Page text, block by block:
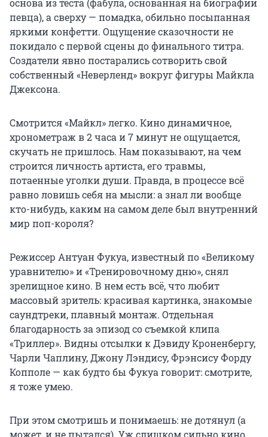
основа из теста (фабула, основанная на биографии
певца), а сверху — помадка, обильно посыпанная
яркими конфетти. Ощущение сказочности не
покидало с первой сцены до финального титра.
Создатели явно постарались сотворить свой
собственный «Неверленд» вокруг фигуры Майкла
Джексона.
Смотрится «Майкл» легко. Кино динамичное,
хронометраж в 2 часа и 7 минут не ощущается,
скучать не пришлось. Нам показывают, на чем
строится личность артиста, его травмы,
потаенные уголки души. Правда, в процессе всё
равно ловишь себя на мысли: а знал ли вообще
кто-нибудь, каким на самом деле был внутренний
мир поп-короля?
Режиссер Антуан Фукуа, известный по «Великому
уравнителю» и «Тренировочному дню», снял
зрелищное кино. В нем есть всё, что любит
массовый зритель: красивая картинка, знакомые
саундтреки, плавный монтаж. Отдельная
благодарность за эпизод со съемкой клипа
«Триллер». Видны отсылки к Дэвиду Кроненбергу,
Чарли Чаплину, Джону Лэндису, Фрэнсису Форду
Копполе — как будто бы Фукуа говорит: смотрите,
я тоже умею.
При этом смотришь и понимаешь: не дотянул (а
может, и не пытался). Уж слишком сильно кино